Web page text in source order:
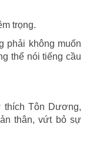
trọng.
phải không muốn
thể nói tiếng cầu
Tôn Dương,
thân, vứt bỏ sự